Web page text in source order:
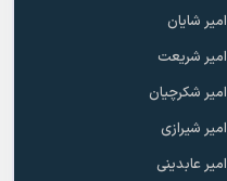
امیر شایان
امیر شریعت
امیر شکرچیان
امیر شیرازی
امیر عابدینی